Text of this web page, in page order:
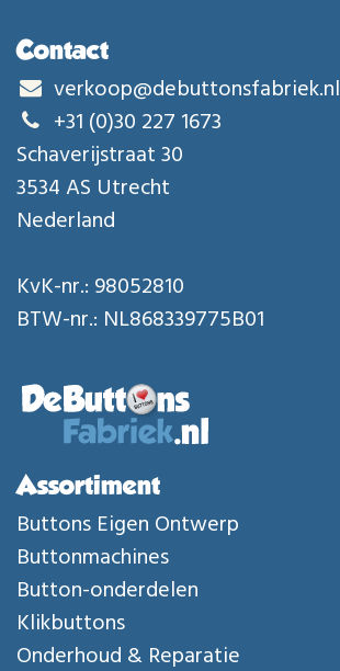
Contact
verkoop@debuttonsfabriek.nl
+31 (0)30 227 1673
Schaverijstraat 30
3534 AS Utrecht
Nederland
KvK-nr.: 98052810
BTW-nr.: NL868339775B01
Assortiment
Buttons Eigen Ontwerp
Buttonmachines
Button-onderdelen
Klikbuttons
Onderhoud & Reparatie